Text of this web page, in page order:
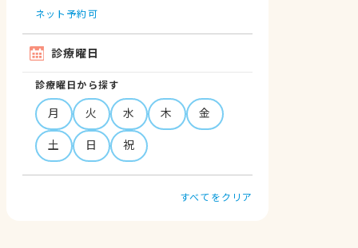
ネット予約可
診療曜日
診療曜日から探す
月 火 水 木
金
土
日 祝
すべてをクリア